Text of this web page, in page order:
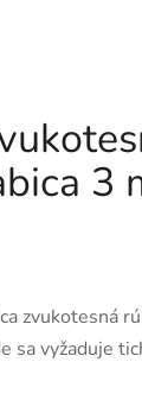
3
zvukotesná
sa vyžaduje